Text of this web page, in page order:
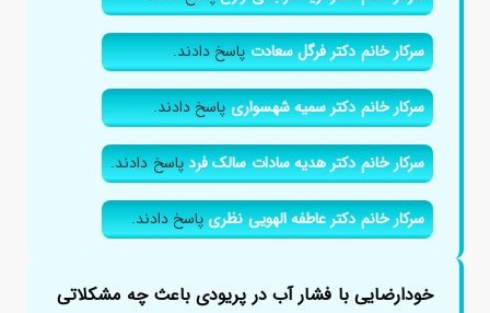
سرکار خانم دکتر فرگل سعادتپاسخ دادند.
سرکار خانم دکتر سمیه شهسواریپاسخ دادند.
سرکار خانم دکتر هدیه سادات سالک فردپاسخ دادند.
سرکار خانم دکتر عاطفه الهویی نظریپاسخ دادند.
خودارضایی با فشار آب در پریودی باعث چه مشکلاتی